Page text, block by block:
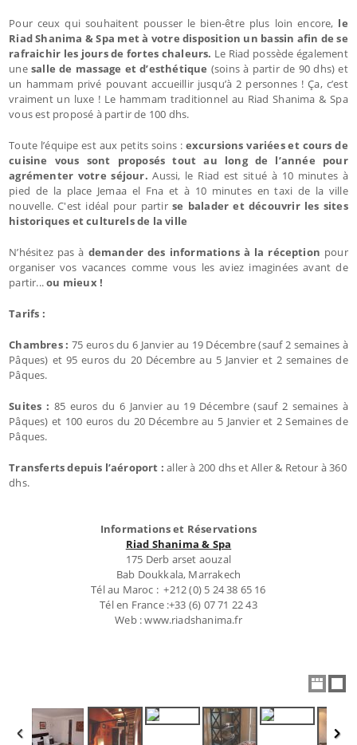
Pour ceux qui souhaitent pousser le bien-être plus loin encore, le
Riad Shanima & Spa met à votre disposition un bassin afin de se
rafraichir les jours de fortes chaleurs. Le Riad possède également
unesalle de massage et d’esthétique (soins à partir de 90 dhs) et
un hammam privé pouvant accueillir jusqu’à 2 personnes ! Ça, c’est
vraiment un luxe ! Le hammam traditionnel au Riad Shanima & Spa
vous est proposé à partir de 100 dhs.
Toute l’équipe est aux petits soins : excursions variées et cours de
cuisine vous sont proposés tout au long de l’année pour
agrémenter votre séjour. Aussi, le Riad est situé à 10 minutes à
pied de la place Jemaa el Fna et à 10 minutes en taxi de la ville
nouvelle. C'est idéal pour partirse balader et découvrir les sites
historiques et culturels de la ville
N’hésitez pas à demander des informations à la réception pour
organiser vos vacances comme vous les aviez imaginées avant de
partir...ou mieux !
Tarifs :
Chambres : 75 euros du 6 Janvier au 19 Décembre (sauf 2 semaines à
Pâques) et 95 euros du 20 Décembre au 5 Janvier et 2 semaines de
Pâques.
Suites : 85 euros du 6 Janvier au 19 Décembre (sauf 2 semaines à
Pâques) et 100 euros du 20 Décembre au 5 Janvier et 2 Semaines de
Pâques.
Transferts depuis l’aéroport : aller à 200 dhs et Aller & Retour à 360
dhs.
Informations et Réservations
Riad Shanima & Spa
175 Derb arset aouzal
Bab Doukkala, Marrakech
Tél au Maroc : +212 (0) 5 24 38 65 16
Tél en France :+33 (6) 07 71 22 43
Web : www.riadshanima.fr